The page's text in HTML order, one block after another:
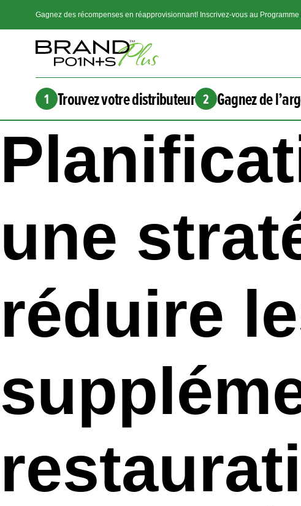
Gagnez des récompenses en réapprovisionnant! Inscrivez-vous au
1 Trouvez votre distributeur 2 Gagnez de
une
réduire